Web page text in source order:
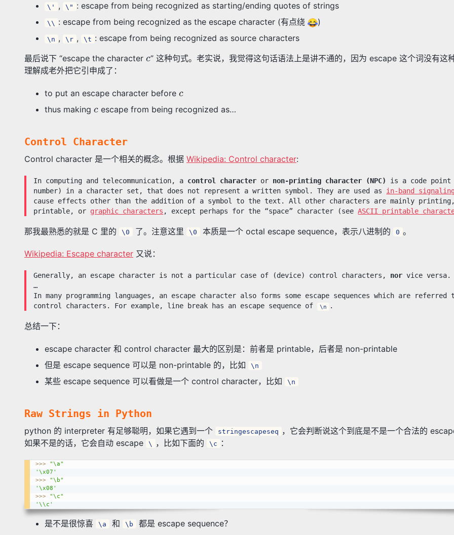
\' , \" : escape from being recognized as starting/ending quotes of strings
\\ : escape from being recognized as the escape character (有点绕 )
\n , \r , \t : escape from being recognized as source characters
最后说下 “escape the character
c” 这种句式。老实说，我觉得这句话语法上是讲不通的，因为 escape 这个词没有这
理解成老外把它引申成了：
to put an escape character before
thus making escape from being recognized as…
Control Character
Control character 是一个相关的概念。根据 Wikipedia: Control character:
In computing and telecommunication, a control character or non-printing character (NPC)
is a code point
number) in a character set, that does not represent a written symbol. They are used as in-band
cause effects other than the addition of a symbol to the text. All other characters are mainly printing,
printable, or graphic characters , except perhaps for the “space” character (seeASCII printable
那我最熟悉的就是 C 里的 \0 了。注意这里 \0 本质是一个 octal escape sequence，表示八进制的 0 。
Wikipedia: Escape character 又说：
Generally, an escape character is not a particular case of (device) control characters, nor vice versa.
…
In many programming languages, an escape character also forms some escape sequences which are referred
control characters. For example, line break has an escape sequence of
\n .
总结一下：
escape character 和 control character 最大的区别是：前者是 printable，后者是 non-printable
但是 escape sequence 可以是 non-printable 的，比如
\n
某些 escape sequence 可以看做是一个 control character，比如 \n
Raw Strings in Python
python 的 interpreter 有足够聪明，如果它遇到一个 stringescapeseq ，它会判断说这个到底是不是一个合法的
如果不是的话，它会自动 escape
\ ，比如下面的 \c ：
>>>
"\a"
'\x07'
>>>
"\b"
'\x08'
>>>
"\c"
'\\c'
是不是很惊喜 \a 和 \b
都是 escape sequence？